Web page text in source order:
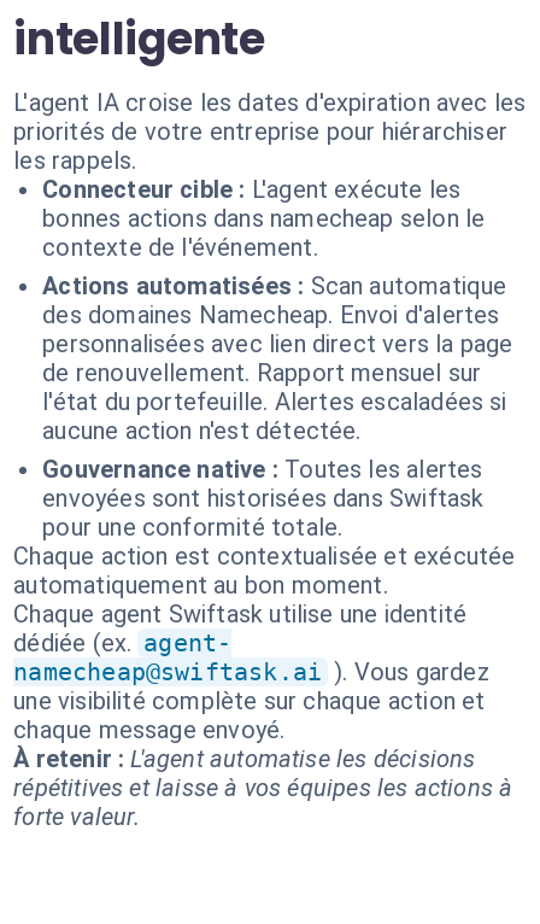
intelligente
L'agent IA croise les dates d'expiration avec les
priorités de votre entreprise pour hiérarchiser
les rappels.
Connecteur cible : L'agent exécute les
bonnes actions dans namecheap selon le
contexte de l'événement.
Actions automatisées : Scan automatique
des domaines Namecheap. Envoi d'alertes
personnalisées avec lien direct vers la page
de renouvellement. Rapport mensuel sur
l'état du portefeuille. Alertes escaladées si
aucune action n'est détectée.
Gouvernance native : Toutes les alertes
envoyées sont historisées dans Swiftask
pour une conformité totale.
Chaque action est contextualisée et exécutée
automatiquement au bon moment.
Chaque agent Swiftask utilise une identité
dédiée (ex. agent-
namecheap@swiftask.ai ). Vous gardez
une visibilité complète sur chaque action et
chaque message envoyé.
À retenir : L'agent automatise les décisions
répétitives et laisse à vos équipes les actions à
forte valeur.